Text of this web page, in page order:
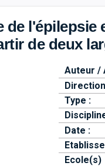
de l'épilepsie
de deux
Auteur /
Type :
Date :
Ecole(s)